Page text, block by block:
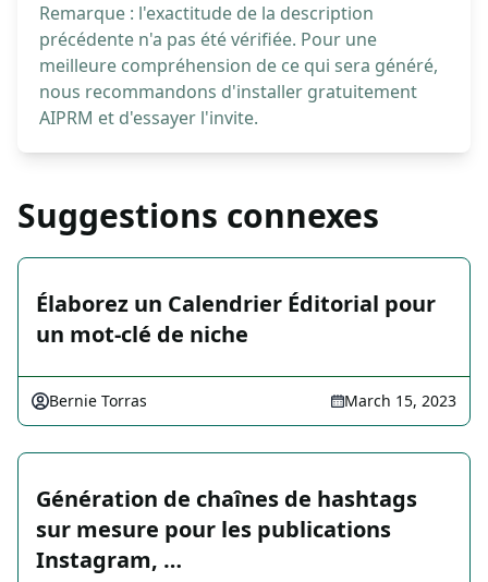
Remarque : l'exactitude de la description
précédente n'a pas été vérifiée. Pour une
meilleure compréhension de ce qui sera généré,
nous recommandons d'installer gratuitement
AIPRM et d'essayer l'invite.
Suggestions connexes
Élaborez un Calendrier Éditorial pour
un mot-clé de niche
Bernie Torras March 15, 2023
Génération de chaînes de hashtags
sur mesure pour les publications
Instagram, …